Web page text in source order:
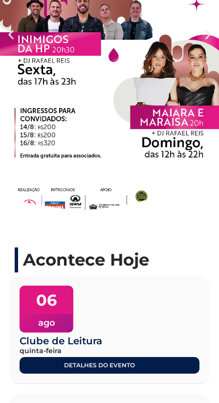
Acontece Hoje
06
ago
Clube de Leitura
quinta-feira
DETALHES DO EVENTO